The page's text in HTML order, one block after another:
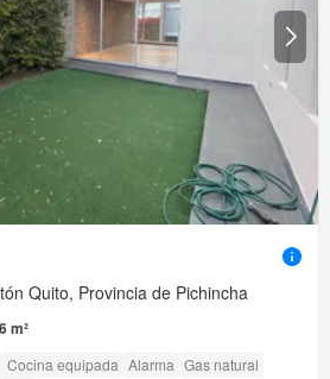
Quito, Provincia de Pichincha
m²
Cocina equipada Alarma Gas natural